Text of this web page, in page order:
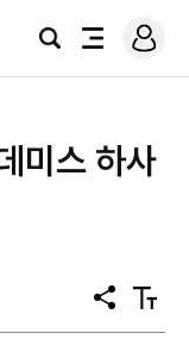
검
전
로
그
미스 하사
공
유
텍
스